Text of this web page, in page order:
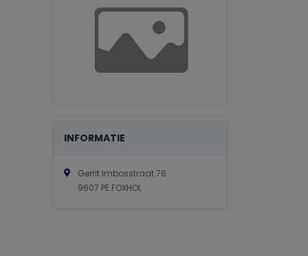
INFORMATIE
Gerrit Imbosstraat 76
9607 PE FOXHOL